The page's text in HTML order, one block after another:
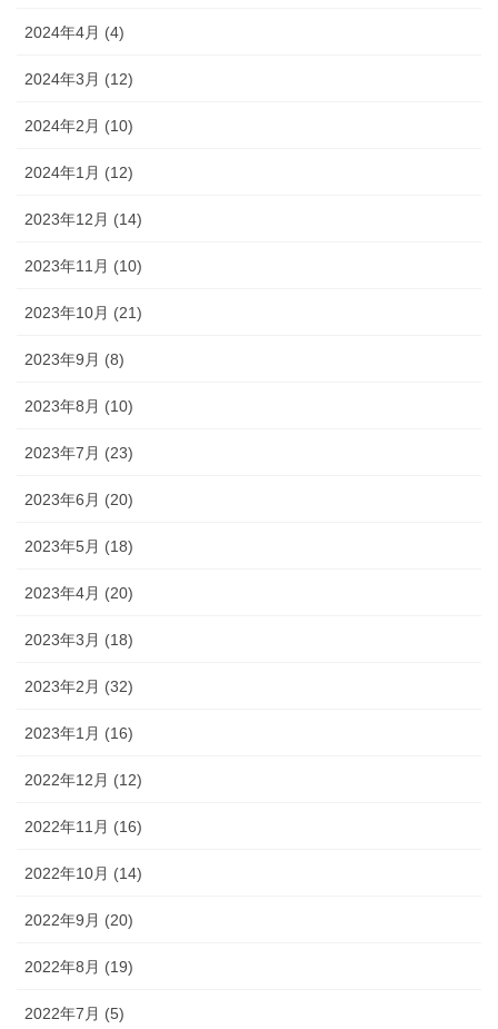
2024年4月 (4)
2024年3月 (12)
2024年2月 (10)
2024年1月 (12)
2023年12月 (14)
2023年11月 (10)
2023年10月 (21)
2023年9月 (8)
2023年8月 (10)
2023年7月 (23)
2023年6月 (20)
2023年5月 (18)
2023年4月 (20)
2023年3月 (18)
2023年2月 (32)
2023年1月 (16)
2022年12月 (12)
2022年11月 (16)
2022年10月 (14)
2022年9月 (20)
2022年8月 (19)
2022年7月 (5)